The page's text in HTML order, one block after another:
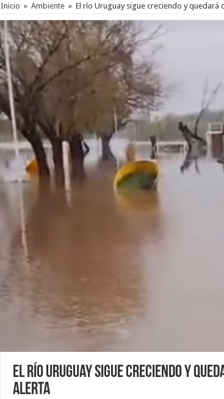
Inicio » Ambiente » El río Uruguay sigue creciendo y quedará
El río Uruguay sigue creciendo y
alerta